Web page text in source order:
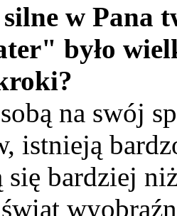
w Pana
było
na swój
istnieją
bardziej